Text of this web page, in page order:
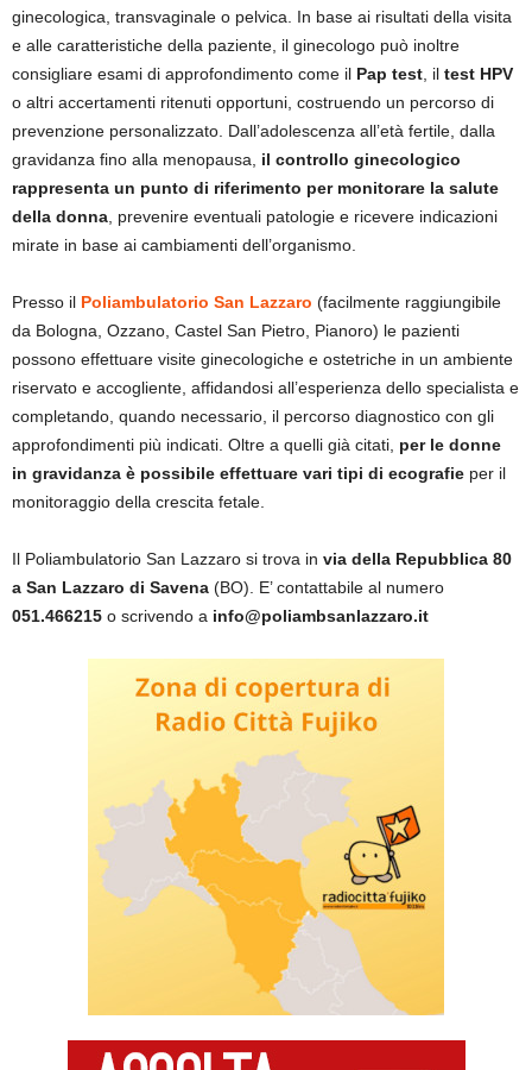
ginecologica, transvaginale o pelvica. In base ai risultati della visita
e alle caratteristiche della paziente, il ginecologo può inoltre
consigliare esami di approfondimento come il Pap test, il test HPV
o altri accertamenti ritenuti opportuni, costruendo un percorso di
prevenzione personalizzato. Dall’adolescenza all’età fertile, dalla
gravidanza fino alla menopausa, il controllo ginecologico
rappresenta un punto di riferimento per monitorare la salute
della donna, prevenire eventuali patologie e ricevere indicazioni
mirate in base ai cambiamenti dell’organismo.
Presso il Poliambulatorio San Lazzaro (facilmente raggiungibile
da Bologna, Ozzano, Castel San Pietro, Pianoro) le pazienti
possono effettuare visite ginecologiche e ostetriche in un ambiente
riservato e accogliente, affidandosi all’esperienza dello specialista e
completando, quando necessario, il percorso diagnostico con gli
approfondimenti più indicati. Oltre a quelli già citati, per le donne
in gravidanza è possibile effettuare vari tipi di ecografie per il
monitoraggio della crescita fetale.
Il Poliambulatorio San Lazzaro si trova in via della Repubblica 80
a San Lazzaro di Savena (BO). E’ contattabile al numero
051.466215 o scrivendo a info@poliambsanlazzaro.it